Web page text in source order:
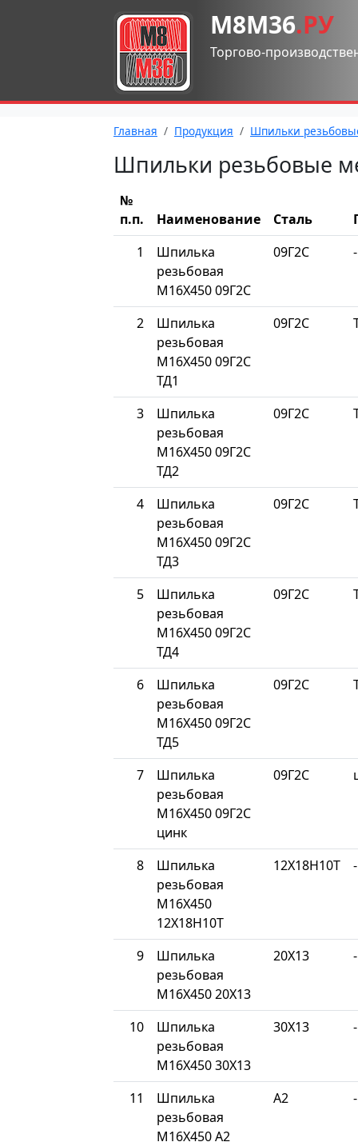
М8М36.РУ
Торгово-
Главная Продукция Шпильки
Шпильки резьбовые
№
п.п.
Наименование Сталь
1
Шпилька
резьбовая
М16Х450 09Г2С
09Г2С -
2
Шпилька
резьбовая
М16Х450 09Г2С
ТД1
09Г2С
3
Шпилька
резьбовая
М16Х450 09Г2С
ТД2
09Г2С
4
Шпилька
резьбовая
М16Х450 09Г2С
ТД3
09Г2С
5
Шпилька
резьбовая
М16Х450 09Г2С
ТД4
09Г2С
6
Шпилька
резьбовая
М16Х450 09Г2С
ТД5
09Г2С
7
Шпилька
резьбовая
М16Х450 09Г2С
цинк
09Г2С
8
Шпилька
резьбовая
М16Х450
12Х18Н10Т
12Х18Н10Т -
9
Шпилька
резьбовая
М16Х450 20Х13
20Х13 -
10
Шпилька
резьбовая
М16Х450 30Х13
30Х13 -
11
Шпилька
резьбовая
М16Х450 A2
A2 -